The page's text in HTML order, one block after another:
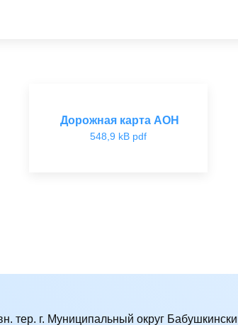
Дорожная карта АОН
548,9 kB pdf
тер. г. Муниципальный округ